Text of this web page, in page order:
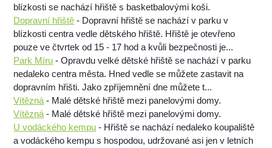
blízkosti se nachází hřiště s basketbalovými koši.
Dopravní hřiště - Dopravní hřiště se nachází v parku v
blízkosti centra vedle dětského hřiště. Hřiště je otevřeno
pouze ve čtvrtek od 15 - 17 hod a kvůli bezpečnosti je...
Park Míru - Opravdu velké dětské hřiště se nachází v parku
nedaleko centra města. Hned vedle se můžete zastavit na
dopravním hřišti. Jako zpříjemnění dne můžete t...
Vítězná - Malé dětské hřiště mezi panelovými domy.
Vítězná - Malé dětské hřiště mezi panelovými domy.
U vodáckého kempu - Hřiště se nachází nedaleko koupaliště
a vodáckého kempu s hospodou, udržované asi jen v letních